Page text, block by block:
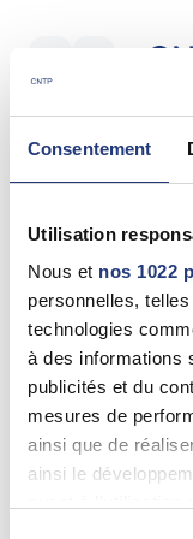
Consentement
Utilisation
Nous et nos 1022
personnelles,
technologies
à des informations
publicités et du
mesures de
ainsi que de
ainsi le
Votre
Nom *
Prénom(s) *
Email *